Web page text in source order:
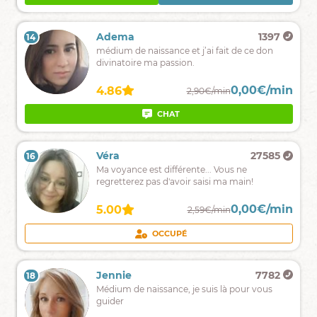
cachées
13 Elsa
4139
Spécialisée
Sentimental.
Les
messages
votre
guide
clairaudience.
4.97 2,59€/min 0,00€/min
14 Adema 1397
médium de naissance et j’ai fait de ce don
divinatoire ma passion.
4.86 2,90€/min0,00€/min
CHAT
15 Alma
5995
Ma
voyance
différente!!
saisissez
main
que
vous
tends
!!!
4.90 2,59€/min 0,00€/min
APPEL GRATUIT
16 Véra 27585
Ma voyance est différente... Vous ne
regretterez pas d'avoir saisi ma main!
5.00 2,59€/min0,00€/min
OCCUPÉ
17 Gabsi
1992
Je
suis
18 Jennie 7782
Médium de naissance, je suis là pour vous
guider